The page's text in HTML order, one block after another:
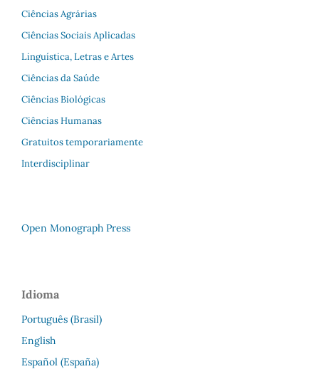
Ciências Agrárias
Ciências Sociais Aplicadas
Linguística, Letras e Artes
Ciências da Saúde
Ciências Biológicas
Ciências Humanas
Gratuitos temporariamente
Interdisciplinar
Open Monograph Press
Idioma
Português (Brasil)
English
Español (España)